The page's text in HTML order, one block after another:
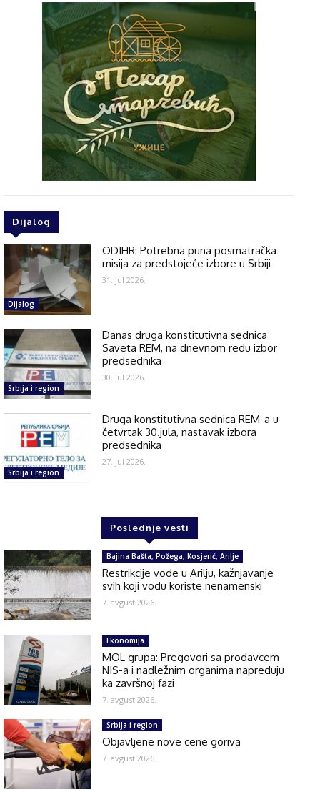
Dijalog
Dijalog
ODIHR: Potrebna puna posmatračka
misija za predstojeće izbore u Srbiji
31. jul 2026.
Srbija i region
Danas druga konstitutivna sednica
Saveta REM, na dnevnom redu izbor
predsednika
30. jul 2026.
Srbija i region
Druga konstitutivna sednica REM-a u
četvrtak 30.jula, nastavak izbora
predsednika
27. jul 2026.
Poslednje vesti
Bajina Bašta, Požega, Kosjerić, Arilje
Restrikcije vode u Arilju, kažnjavanje
svih koji vodu koriste nenamenski
7. avgust 2026.
Ekonomija
MOL grupa: Pregovori sa prodavcem
NIS-a i nadležnim organima napreduju
ka završnoj fazi
7. avgust 2026.
Srbija i region
Objavljene nove cene goriva
7. avgust 2026.